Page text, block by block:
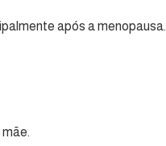
após a menopausa.